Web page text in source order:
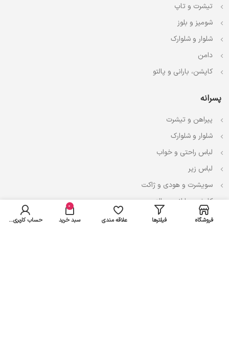
تیشرت و تاپ
شومیز و بلوز
شلوار و شلوارک
دامن
کاپشن، بارانی و پالتو
پسرانه
پیراهن و تیشرت
شلوار و شلوارک
لباس راحتی و خواب
لباس زیر
سویشرت و هودی و ژاکت
کاپشن، بارانی و پالتو
فروشگاه فیلترها علاقه مندی
0
سبد خرید حساب کاربری من